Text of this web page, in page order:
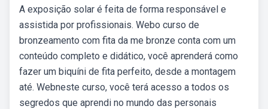
A exposição solar é feita de forma responsável e
assistida por profissionais. Webo curso de
bronzeamento com fita da me bronze conta com um
conteúdo completo e didático, você aprenderá como
fazer um biquíni de fita perfeito, desde a montagem
até. Webneste curso, você terá acesso a todos os
segredos que aprendi no mundo das personais